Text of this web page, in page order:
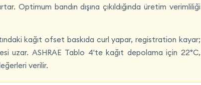
Optimum bandın dışına çıkıldığında üretim verimliliği
kağıt ofset baskıda curl yapar, registration kayar;
uzar. ASHRAE Tablo 4'te kağıt depolama için 22°C,
verilir.